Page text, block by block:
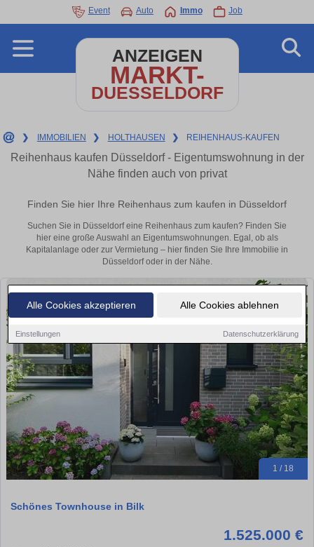
Alle Cookies akzeptieren Alle Cookies ablehnen
Einstellungen Datenschutzerklärung
Event Auto Immo Job
ANZEIGEN
MARKT-
DUESSELDORF
❯ IMMOBILIEN ❯ HOLTHAUSEN ❯ REIHENHAUS-KAUFEN
Reihenhaus kaufen Düsseldorf - Eigentumswohnung in der
Nähe finden auch von privat
Finden Sie hier Ihre Reihenhaus zum kaufen in Düsseldorf
Suchen Sie in Düsseldorf eine Reihenhaus zum kaufen? Finden Sie
hier eine große Auswahl an Eigentumswohnungen. Egal, ob als
Kapitalanlage oder zur Vermietung – hier finden Sie Ihre Immobilie in
Düsseldorf oder in der Nähe.
1 / 18
Schönes Townhouse in Bilk
1.525.000 €